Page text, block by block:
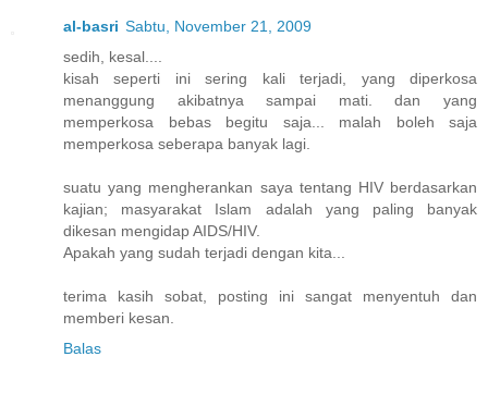
al-basri Sabtu, November 21, 2009
sedih, kesal....
kisah seperti ini sering kali terjadi, yang diperkosa
menanggung akibatnya sampai mati. dan yang
memperkosa bebas begitu saja... malah boleh saja
memperkosa seberapa banyak lagi.
suatu yang mengherankan saya tentang HIV berdasarkan
kajian; masyarakat Islam adalah yang paling banyak
dikesan mengidap AIDS/HIV.
Apakah yang sudah terjadi dengan kita...
terima kasih sobat, posting ini sangat menyentuh dan
memberi kesan.
Balas